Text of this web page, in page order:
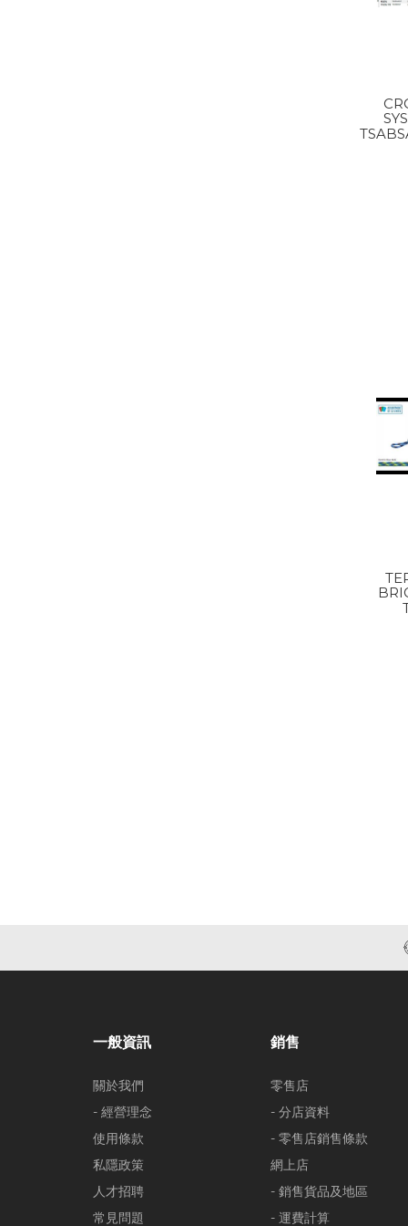
一般資訊
關於我們
- 經營理念
使用條款
私隱政策
人才招聘
常見問題
銷售
零售店
- 分店資料
- 零售店銷售條款
網上店
- 銷售貨品及地區
- 運費計算